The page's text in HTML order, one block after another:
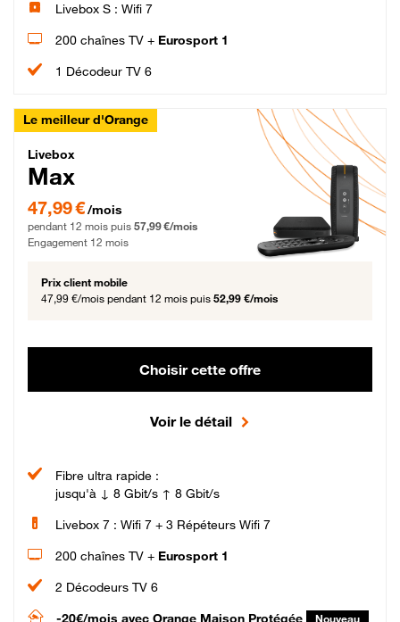
Livebox S : Wifi 7
200 chaînes TV + Eurosport 1
1 Décodeur TV 6
Le meilleur d'Orange
Livebox Max Fibre
Livebox
Max
47,99 € par mois pendant 12 mois puis 57,99 € par mois, Engagement 12 mois
47,99 €/mois
pendant 12 mois puis 57,99 €/mois
Engagement 12 mois
Prix client mobile
47,99 €/mois pendant 12 mois puis 52,99 €/mois
Choisir cette offre
Voir le détail
Fibre ultra rapide :
jusqu'à ↓ 8 Gbit/s ↑ 8 Gbit/s
Livebox 7 : Wifi 7 + 3 Répéteurs Wifi 7
200 chaînes TV + Eurosport 1
2 Décodeurs TV 6
-20€/mois avec Orange Maison Protégée Nouveau